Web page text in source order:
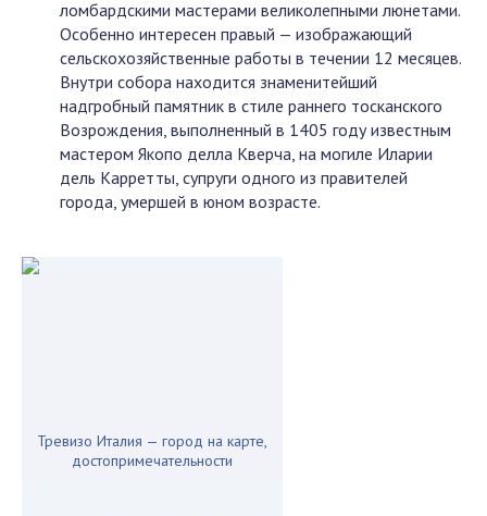
ломбардскими мастерами великолепными люнетами.
Особенно интересен правый — изображающий
сельскохозяйственные работы в течении 12 месяцев.
Внутри собора находится знаменитейший
надгробный памятник в стиле раннего тосканского
Возрождения, выполненный в 1405 году известным
мастером Якопо делла Кверча, на могиле Иларии
дель Карретты, супруги одного из правителей
города, умершей в юном возрасте.
Тревизо Италия — город на карте,
достопримечательности